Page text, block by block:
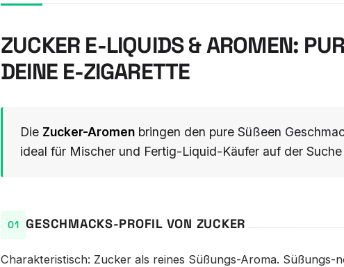
ZUCKER E-LIQUIDS & AROMEN:
EINE E-ZIGARETTE
Die Zucker-Aromenbringen den pure Süßeen
ideal für Mischer und Fertig-Liquid-Käufer auf der
GESCHMACKS-PROFIL VON ZUCKER
Charakteristisch: Zucker als reines Süßungs-Aroma.